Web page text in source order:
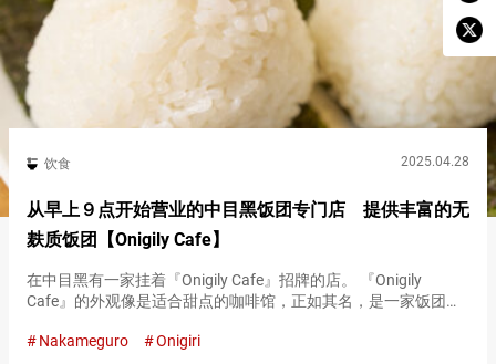
饮食 2025.04.28
从早上９点开始营业的中目黑饭团专门店 提供丰富的无
麸质饭团【Onigily Cafe】
在中目黑有一家挂着『Onigily Cafe』招牌的店。 『Onigily
Cafe』的外观像是适合甜点的咖啡馆，正如其名，是一家饭团专
（Seasoned Cod & C…
Nakameguro Onigiri